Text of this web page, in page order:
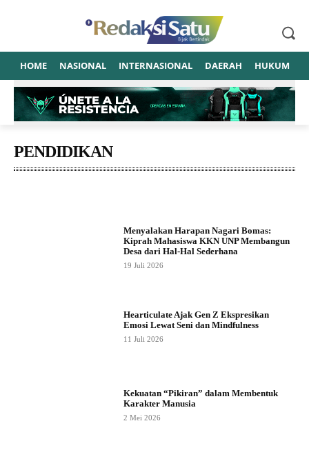
HOME NASIONAL INTERNASIONAL DAERAH HUKUM
PENDIDIKAN
Menyalakan Harapan Nagari Bomas:
Kiprah Mahasiswa KKN UNP Membangun
Desa dari Hal-Hal Sederhana
19 Juli 2026
Hearticulate Ajak Gen Z Ekspresikan
Emosi Lewat Seni dan Mindfulness
11 Juli 2026
Kekuatan “Pikiran” dalam Membentuk
Karakter Manusia
2 Mei 2026